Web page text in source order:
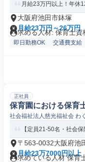
月給23万円以上！年休
大阪府池田市鉢塚
月給23万円～26万円
求める人材: 保育士資
即日勤務OK 交通費支給
正社員
保育園における保
社会福祉法人慈光福祉会 わ
【定員21-50名・社会
〒563-0032大阪府池
月給23万7000円以上
求めている人材 保育